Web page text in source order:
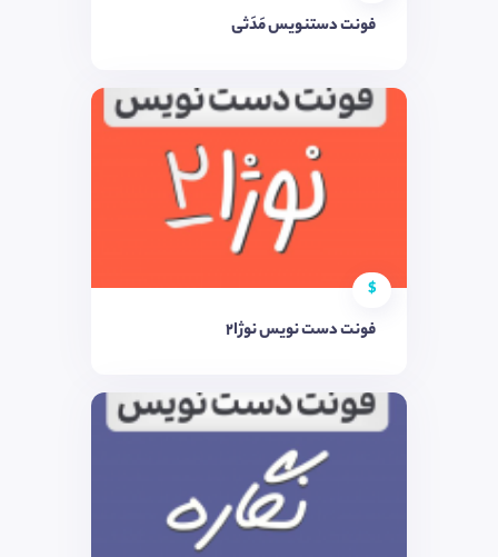
فونت دستنویس مَدَثی
$
فونت دست نویس نوژا2